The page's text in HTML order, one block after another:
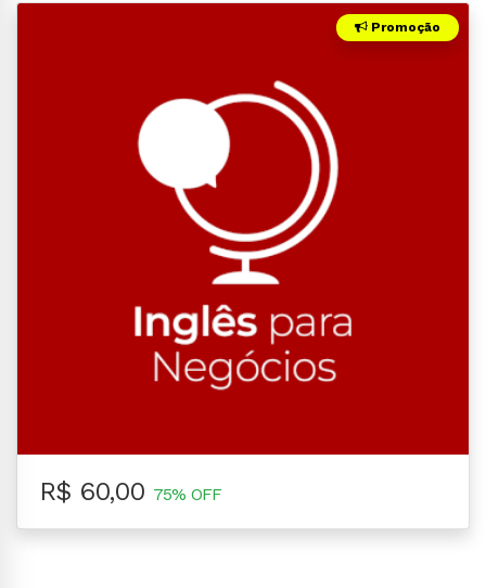
Promoção
R$ 60,00 75% OFF